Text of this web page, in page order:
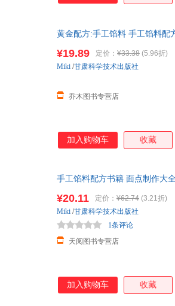
黄金配方:手工馅料 手工馅料配
¥19.89 定价： ¥33.38 (5.96折)
乔木图书专营店
Miki /甘肃科学技术出版社
加入购物车 收藏
手工馅料配方书籍 面点制作大
¥20.11 定价： ¥62.74 (3.21折)
天阅图书专营店
1条评论
Miki /甘肃科学技术出版社
加入购物车 收藏